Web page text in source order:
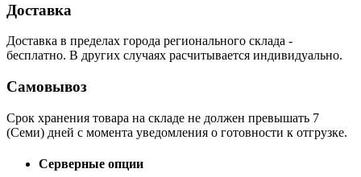
Доставка
Доставка в пределах города регионального склада -
бесплатно. В других случаях расчитывается индивидуально.
Самовывоз
Срок хранения товара на складе не должен превышать 7
(Семи) дней с момента уведомления о готовности к отгрузке.
Серверные опции